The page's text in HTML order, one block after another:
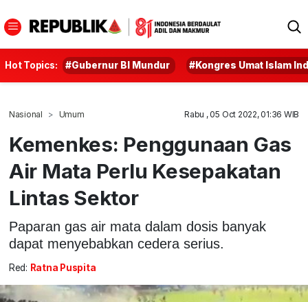
Hot Topics: #Gubernur BI Mundur #Kongres Umat Islam
Nasional Umum Rabu , 05 Oct 2022, 01:36 WIB
Kemenkes: Penggunaan Gas
Air Mata Perlu Kesepakatan
Lintas Sektor
Paparan gas air mata dalam dosis banyak
dapat menyebabkan cedera serius.
Red: Ratna Puspita